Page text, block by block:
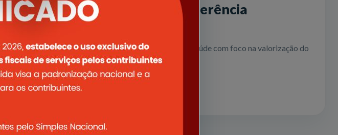
Quartel Geral realiza 7ª Conferência
Municipal de Saúde
Quartel Geral realiza 7ª Conferência Municipal de Saúde com foco na valorização do
trabalhador e participação popular
Ler notícia completa